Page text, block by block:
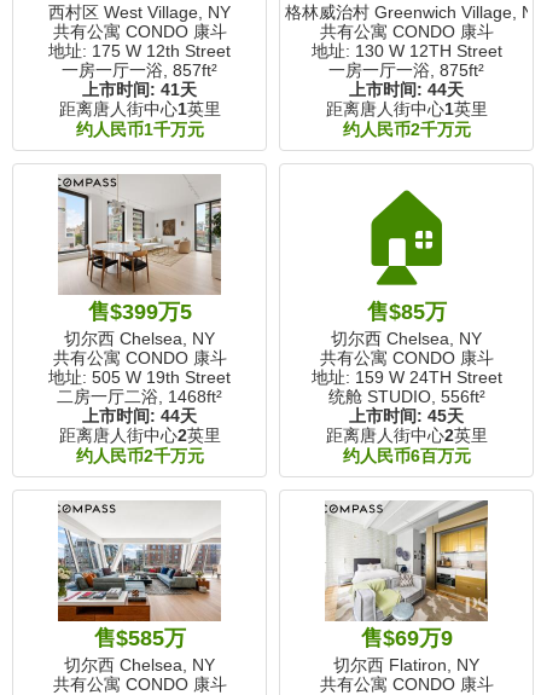
西村区 West Village, NY
共有公寓 CONDO 康斗
地址: 175 W 12th Street
一房一厅一浴, 857ft²
上市时间: 41天
距离唐人街中心1英里
约人民币1千万元
格林威治村 Greenwich Village,
共有公寓 CONDO 康斗
地址: 130 W 12TH Street
一房一厅一浴, 875ft²
上市时间: 44天
距离唐人街中心1英里
约人民币2千万元
售$399万5
切尔西 Chelsea, NY
共有公寓 CONDO 康斗
地址: 505 W 19th Street
二房一厅二浴, 1468ft²
上市时间: 44天
距离唐人街中心2英里
约人民币2千万元
🏠
售$85万
切尔西 Chelsea, NY
共有公寓 CONDO 康斗
地址: 159 W 24TH Street
统舱 STUDIO, 556ft²
上市时间: 45天
距离唐人街中心2英里
约人民币6百万元
售$585万
切尔西 Chelsea, NY
共有公寓 CONDO 康斗
售$69万9
切尔西 Flatiron, NY
共有公寓 CONDO 康斗